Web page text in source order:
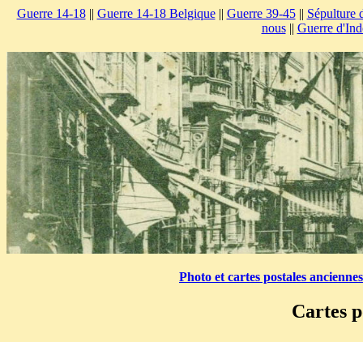
Guerre 14-18|| Guerre 14-18 Belgique|| Guerre 39-45|| Sépulture
nous|| Guerre
Photo et cartes postales
Cartes